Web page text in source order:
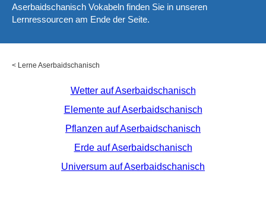
Aserbaidschanisch Vokabeln finden Sie in unseren
Lernressourcen am Ende der Seite.
< Lerne Aserbaidschanisch
Wetter auf Aserbaidschanisch
Elemente auf Aserbaidschanisch
Pflanzen auf Aserbaidschanisch
Erde auf Aserbaidschanisch
Universum auf Aserbaidschanisch